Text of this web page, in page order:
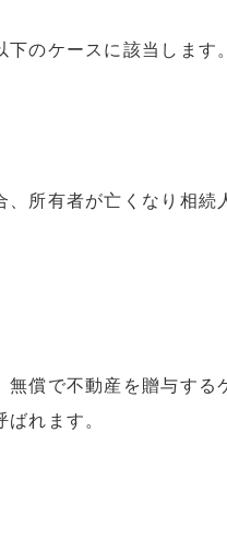
のケースに該当します。
、所有者が亡くなり相
無償で不動産を贈与す
れます。